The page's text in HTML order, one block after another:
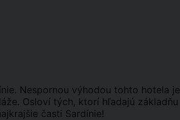
Nespornou výhodou tohto hotela je
Osloví tých, ktorí hľadajú základňu
časti Sardínie!